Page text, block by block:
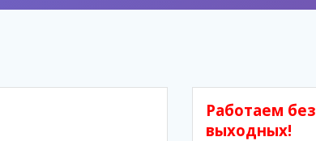
Работаем без
выходных!